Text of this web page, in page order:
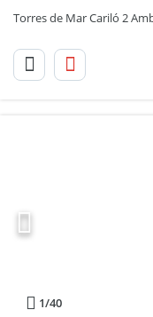
Torres de Mar Cariló 2
1/40